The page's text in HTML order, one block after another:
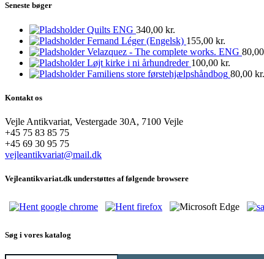
Seneste bøger
Quilts ENG 340,00 kr.
Fernand Léger (Engelsk) 155,00 kr.
Velazquez - The complete works. ENG 80,00
Løjt kirke i ni århundreder 100,00 kr.
Familiens store førstehjælpshåndbog 80,00 kr.
Kontakt os
Vejle Antikvariat, Vestergade 30A, 7100 Vejle
+45 75 83 85 75
+45 69 30 95 75
vejleantikvariat@mail.dk
Vejleantikvariat.dk understøttes af følgende browsere
Søg i vores katalog